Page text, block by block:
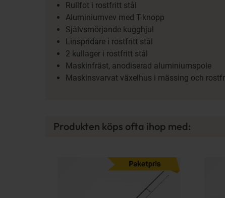
Rullfot i rostfritt stål
Aluminiumvev med T-knopp
Självsmörjande kugghjul
Linspridare i rostfritt stål
2 kullager i rostfritt stål
Maskinfräst, anodiserad aluminiumspole
Maskinsvarvat växelhus i mässing och
Produkten köps ofta ihop med: